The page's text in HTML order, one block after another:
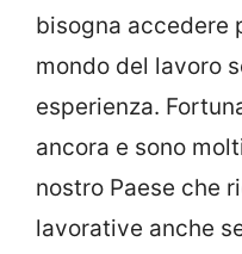
bisogna accedere
mondo del lavoro
esperienza.
ancora e sono
nostro Paese che
lavorative anche